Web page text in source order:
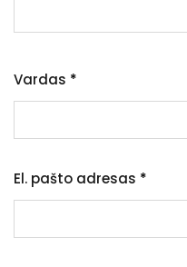
Vardas *
El. pašto adresas *